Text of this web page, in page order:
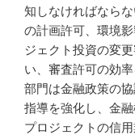
知しなければなら
の計画許可、環境
ジェクト投資の変
い、審査許可の効
部門は金融政策の
指導を強化し、金
プロジェクトの信